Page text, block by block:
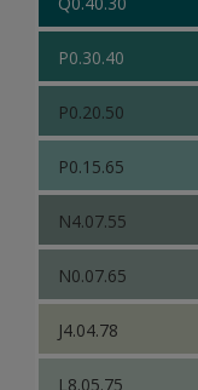
P0.30.40
P0.20.50
P0.15.65
N4.07.55
N0.07.65
J4.04.78
L8.05.75